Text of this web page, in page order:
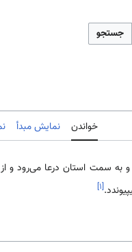
جستجو
خواندن نمایش مبدأ
سمت استان درعا می‌رود و از
[۱]